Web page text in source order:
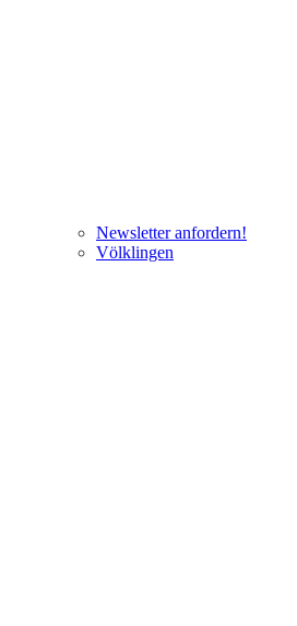
Newsletter anfordern!
Völklingen